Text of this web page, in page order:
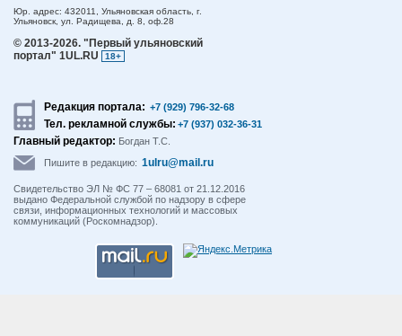
Юр. адрес: 432011, Ульяновская область, г.
Ульяновск, ул. Радищева, д. 8, оф.28
© 2013-2026. "Первый ульяновский
портал" 1UL.RU
18+
Редакция портала: +7 (929) 796-32-68
Тел. рекламной службы: +7 (937) 032-36-31
Главный редактор: Богдан Т.С.
Пишите в редакцию: 1ulru@mail.ru
Свидетельство ЭЛ № ФС 77 – 68081 от 21.12.2016
выдано Федеральной службой по надзору в сфере
связи, информационных технологий и массовых
коммуникаций (Роскомнадзор).